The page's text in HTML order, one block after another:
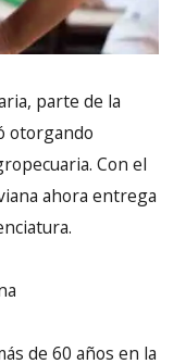
parte de la
otorgando
Con el
ahora entrega
de 60 años en la